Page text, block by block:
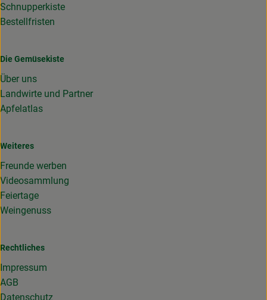
Schnupperkiste
Bestellfristen
Die Gemüsekiste
Über uns
Landwirte und Partner
Apfelatlas
Weiteres
Freunde werben
Videosammlung
Feiertage
Weingenuss
Rechtliches
Impressum
AGB
Datenschutz